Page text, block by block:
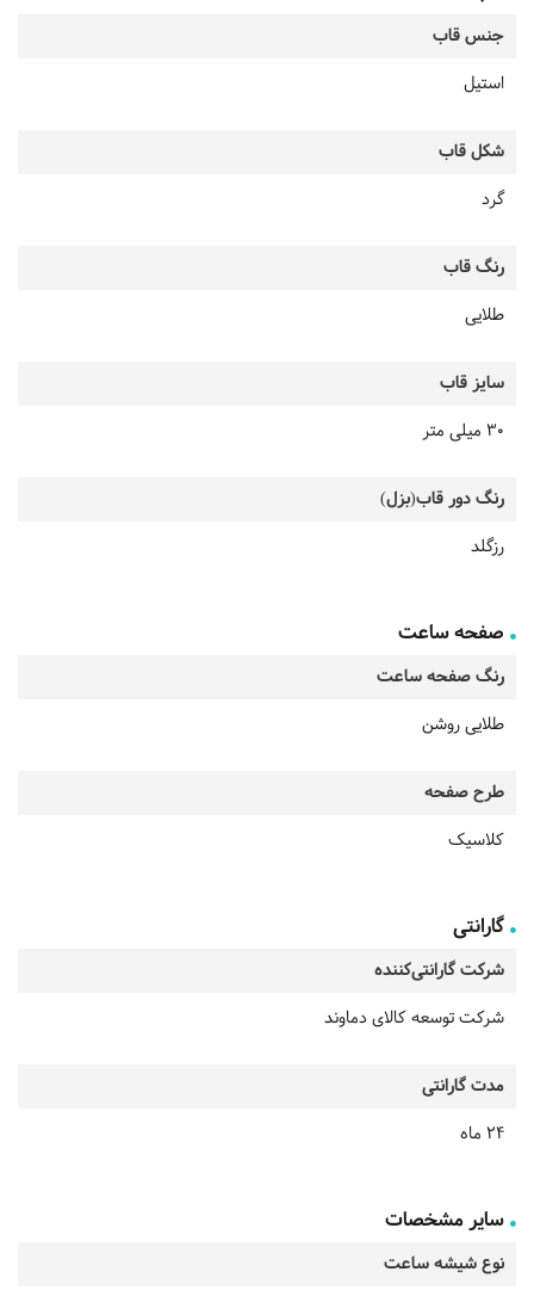
جنس قاب
استیل
شکل قاب
گرد
رنگ قاب
طلایی
سایز قاب
30 میلی متر
رنگ دور قاب(بزل)
رزگلد
صفحه ساعت
رنگ صفحه ساعت
طلایی روشن
طرح صفحه
کلاسیک
گارانتی
شرکت گارانتی‌کننده
شرکت توسعه کالای دماوند
مدت گارانتی
24 ماه
سایر مشخصات
نوع شیشه ساعت